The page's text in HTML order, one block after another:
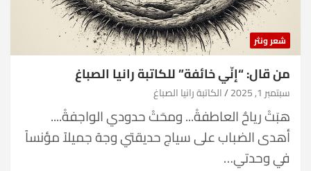
شعر ونثر
من قال: “إنّي خائفة” للكاتبة رانيا الصباغ
سبتمبر 1, 2025 الكاتبة رانيا الصباغ
هبَتْ رياحُ العاطفةْ... ومحَتْ حدودي الواجفةْ....
أهدى الضباب على سياج حديقتي وجهً جميلاً مؤنساً
في وحدتي…